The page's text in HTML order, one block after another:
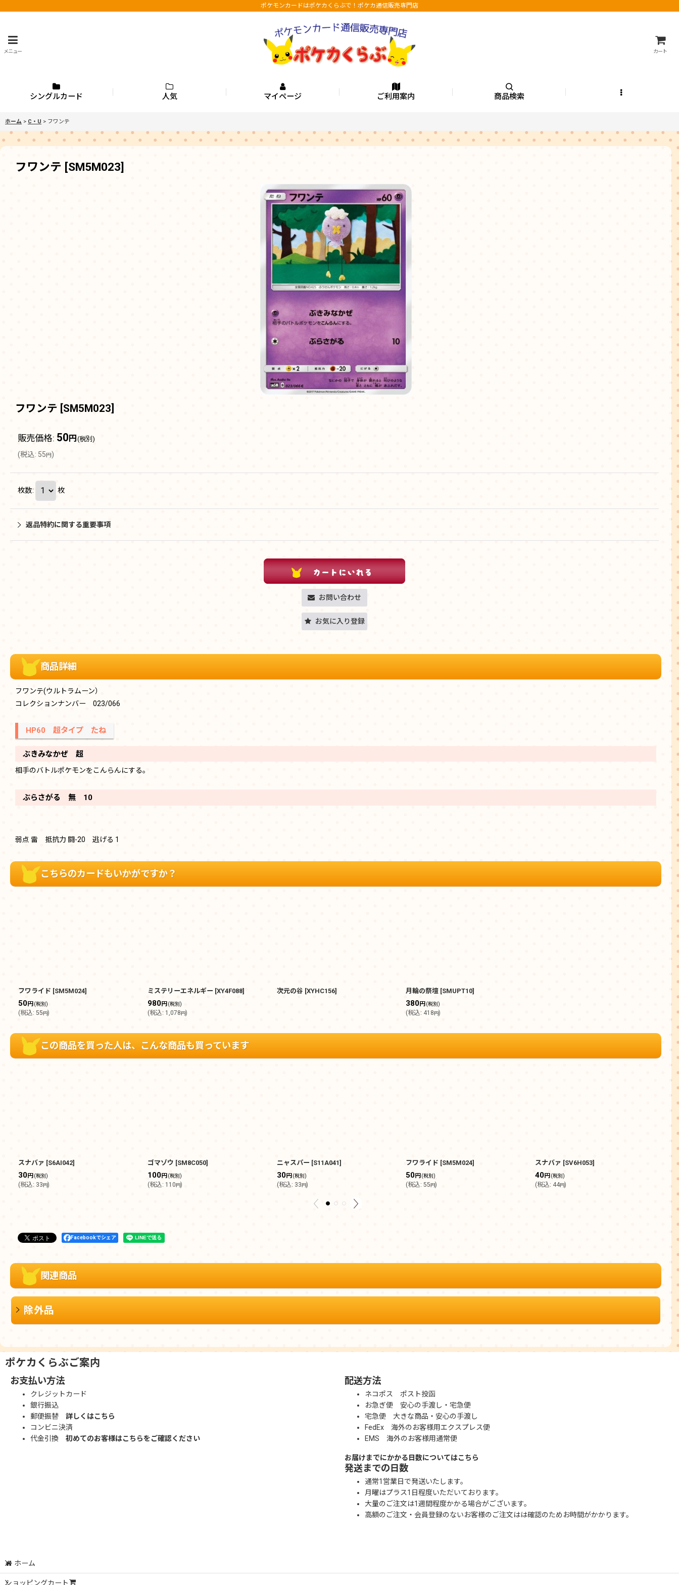
ポケモンカードはポケカくらぶで！ポケカ通信販売専門店
メニュー カート
シングルカード 人気 マイページ ご利用案内 商品検索
ホーム > C・U > フワンテ
フワンテ [SM5M023]
フワンテ [SM5M023]
販売価格: 50 円 (税別)
(税込: 55円)
枚数: 枚
返品特約に関する重要事項
お問い合わせ
お気に入り登録
商品詳細
フワンテ(ウルトラムーン）
コレクションナンバー 023/066
HP60 超タイプ たね
ぶきみなかぜ 超
相手のバトルポケモンをこんらんにする。
ぶらさがる 無 10
弱点 雷 抵抗力 闘-20 逃げる 1
こちらのカードもいかがですか？
フワライド [SM5M024]
50円(税別)
(税込: 55円)
ミステリーエネルギー [XY4F088]
980円 (税別)
(税込: 1,078円)
次元の谷 [XYHC156] 月輪の祭壇 [SMUPT10]
380円(税別)
(税込: 418円)
この商品を買った人は、こんな商品も買っています
スナバァ [S6AI042]
30円(税別)
(税込: 33円)
ゴマゾウ [SM8C050]
100円 (税別)
(税込: 110円)
ニャスパー [S11A041]
30円 (税別)
(税込: 33円)
フワライド [SM5M024]
50円(税別)
(税込: 55円)
スナバァ [SV6H053]
40円(税別)
(税込: 44円)
ポ
50
税込
Facebookでシェア
関連商品
除外品
ポケカくらぶご案内
お支払い方法
クレジットカード
銀行振込
郵便振替 詳しくはこちら
コンビニ決済
代金引換 初めてのお客様はこちらをご確認ください
配送方法
ネコポス ポスト投函
お急ぎ便 安心の手渡し・宅急便
宅急便 大きな商品・安心の手渡し
FedEx 海外のお客様用エクスプレス便
EMS 海外のお客様用通常便
お届けまでにかかる日数についてはこちら
発送までの日数
通常1営業日で発送いたします。
月曜はプラス1日程度いただいております。
大量のご注文は1週間程度かかる場合がございます。
高額のご注文・会員登録のないお客様のご注文はは確認のためお時間がかかります。
ホーム
ショッピングカート